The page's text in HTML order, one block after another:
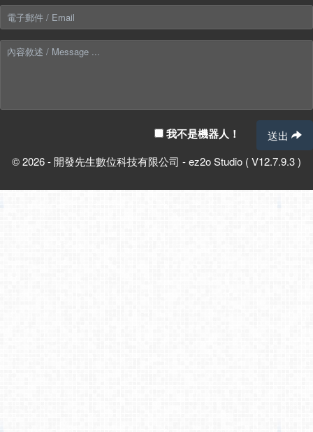
我不是機器人！
送出
© 2026 - 開發先生數位科技有限公司 - ez2o Studio ( V12.7.9.3 )